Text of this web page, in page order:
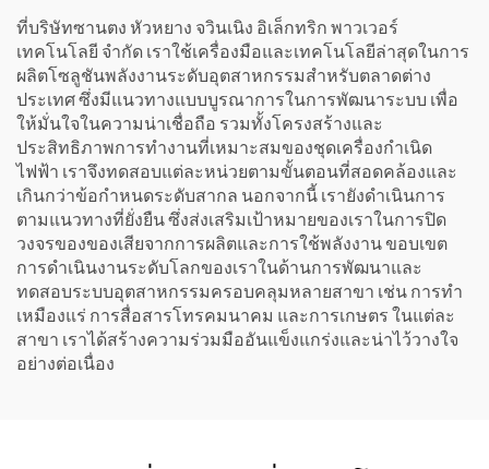
ที่บริษัทซานตง หัวหยาง จวินเนิง อิเล็กทริก พาวเวอร์
เทคโนโลยี จำกัด เราใช้เครื่องมือและเทคโนโลยีล่าสุดในการ
ผลิตโซลูชันพลังงานระดับอุตสาหกรรมสำหรับตลาดต่าง
ประเทศ ซึ่งมีแนวทางแบบบูรณาการในการพัฒนาระบบ เพื่อ
ให้มั่นใจในความน่าเชื่อถือ รวมทั้งโครงสร้างและ
ประสิทธิภาพการทำงานที่เหมาะสมของชุดเครื่องกำเนิด
ไฟฟ้า เราจึงทดสอบแต่ละหน่วยตามขั้นตอนที่สอดคล้องและ
เกินกว่าข้อกำหนดระดับสากล นอกจากนี้ เรายังดำเนินการ
ตามแนวทางที่ยั่งยืน ซึ่งส่งเสริมเป้าหมายของเราในการปิด
วงจรของของเสียจากการผลิตและการใช้พลังงาน ขอบเขต
การดำเนินงานระดับโลกของเราในด้านการพัฒนาและ
ทดสอบระบบอุตสาหกรรมครอบคลุมหลายสาขา เช่น การทำ
เหมืองแร่ การสื่อสารโทรคมนาคม และการเกษตร ในแต่ละ
สาขา เราได้สร้างความร่วมมืออันแข็งแกร่งและน่าไว้วางใจ
อย่างต่อเนื่อง